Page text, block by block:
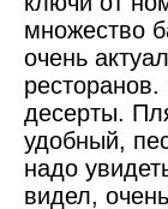
множество
очень
десерты.
удобный,
надо
видел,